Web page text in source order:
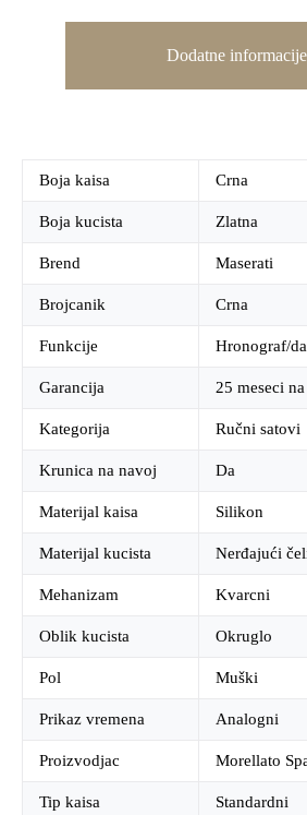
Dodatne informacije
Boja kaisa Crna
Boja kucista Zlatna
Brend Maserati
Brojcanik Crna
Funkcije Hronograf/
Garancija 25 meseci
Kategorija Ručni satovi
Krunica na navoj Da
Materijal kaisa Silikon
Materijal kucista Nerđajući
Mehanizam Kvarcni
Oblik kucista Okruglo
Pol Muški
Prikaz vremena Analogni
Proizvodjac Morellato
Tip kaisa Standardni